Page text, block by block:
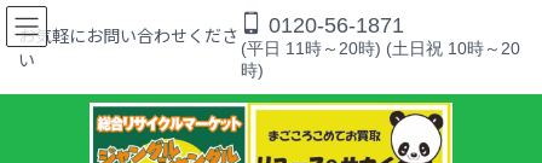
コ
ン
ナ
ビお気軽にお問い合わせくださ
い
0120-56-1871
(平日 11時～20時) (土日祝 10時～20
時)